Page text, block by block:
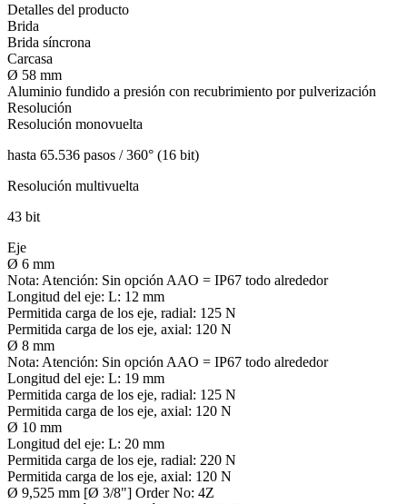
Detalles del producto
Brida
Brida síncrona
Carcasa
Ø 58 mm
Aluminio fundido a presión con recubrimiento por pulverización
Resolución
Resolución monovuelta
hasta 65.536 pasos / 360° (16 bit)
Resolución multivuelta
43 bit
Eje
Ø 6 mm
Nota: Atención: Sin opción AAO = IP67 todo alrededor
Longitud del eje: L: 12 mm
Permitida carga de los eje, radial: 125 N
Permitida carga de los eje, axial: 120 N
Ø 8 mm
Nota: Atención: Sin opción AAO = IP67 todo alrededor
Longitud del eje: L: 19 mm
Permitida carga de los eje, radial: 125 N
Permitida carga de los eje, axial: 120 N
Ø 10 mm
Longitud del eje: L: 20 mm
Permitida carga de los eje, radial: 220 N
Permitida carga de los eje, axial: 120 N
Ø 9,525 mm [Ø 3/8"] Order No: 4Z